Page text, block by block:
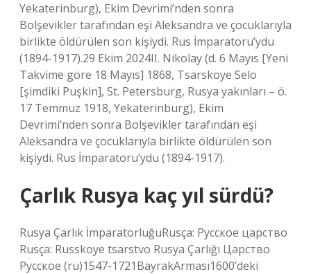
Yekaterinburg), Ekim Devrimi’nden sonra
Bolşevikler tarafından eşi Aleksandra ve çocuklarıyla
birlikte öldürülen son kişiydi. Rus İmparatoru’ydu
(1894-1917).29 Ekim 2024II. Nikolay (d. 6 Mayıs [Yeni
Takvime göre 18 Mayıs] 1868, Tsarskoye Selo
[şimdiki Puşkin], St. Petersburg, Rusya yakınları – ö.
17 Temmuz 1918, Yekaterinburg), Ekim
Devrimi’nden sonra Bolşevikler tarafından eşi
Aleksandra ve çocuklarıyla birlikte öldürülen son
kişiydi. Rus İmparatoru’ydu (1894-1917).
Çarlık Rusya kaç yıl sürdü?
Rusya Çarlık İmparatorluğuRusça: Русское царство
Rusça: Russkoye tsarstvo Rusya Çarlığı Царство
Русское (ru)1547-1721BayrakArması1600’deki